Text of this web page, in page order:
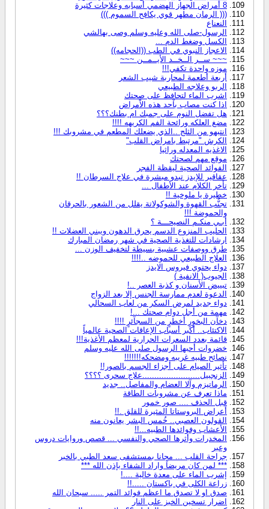
8 أمراض الجهاز الهضمي أسبابه وعلاجات كثيرة
((( الرمان مطهر قوي يكافح السموم )))
النعناع
الرسول-صلى الله وعليه وسلم وصى بهالشي
الكسل وضغط الدم ...
الاعجاز النبوي في الطب ((الحجامه))
~~~ ســر الــخــد الأيــمــن ~~~
موزه واحدة تكفي!!!
أربعة أطعمة لمحاربة شيب الشعر
الربو وعلاجه الطبيعي
اشرب الماء لتحافظ على صحتك
اذا كنت مصاب باْحد هذه الاْمراض
هل تفضل النوم على جمبك ام بطنك؟؟؟
مضغ العلكه ورائحة الفم الكريهه !!!!
انتبهو من الثلج ..الذي يضعلك المطعم في مشروبك !!!
الكرش "مرتبط بامراض القلب"
الاغذيه المعدله وراثيا
موقع مهم لصحتك
الفوائد الصحية ليقظة الفجر
عقاقير للإيدز تبدو مبشرة في علاج السرطان !!
تأخر الكلام عند الأطفال ...
خطيرة يا ملوخية !!
تجنُّب القهوة والشوكولاتة يقلل من الشعور بالحرقان
والحموضة !!!
أبـي منكـم النصيحـــة ؟
الحليب المنزوع الدسم يحرق الدهون ويبني العضلات !!
ارشادات للتغذية الصحية في شهر رمضان المبارك
طرق ووصفات عشبية بسيطة لتخفيف الوزن ...
العلاج الطبيعي للحموضه ..!!!!
دواء يحتوي فيروس الايدز
الجيوب( الانفية )
تبييض الأسنان و كذبة العصر ..!
الدعوة لعدم ممارسة الجنس إلا بعد الزواج
دواء جديد لمرض السكر من لعاب السحالي
مهمة من أجل دوام صحتك ...!
دخآن البخوٍرٍ أخطرٍ من السجآئرٍ !!!!
الاكتئاب.. أكبر أسباب الإعاقات الصحية عالمياً
قائمة بعدد السعرات الحرارية لمعظم الأغذية!!!
خضروات أحبها الرسول صلى الله عليه وسلم
نصائح طبيه غريبه ومضحكه!!!!!!!
تأثير الصيام على أجزاء الجسم بالصور!!
الزنجبيل........................علاج سحرى ؟؟؟؟
الرماتيزم وآلا العضام والمفاصل.. جديد
ماذا تعرف عن مشروبات الطاقة
قبل الحذف .... صور خمور
أعراض البروستاتا المثيرة للقلق .!!
القولون العصبي.. خُمس البشر يعانون منه
الأعشاب وفوائدها الطبيه...!!
المخدرات وأثرها الصحي والنفسي ... قصص وروايات دروس
وعبر
جراحة القلب ... مجانا بمستشفى سعد الطبي بالخبر
*** لمن كان مريضاً واراد الشفاء بإذن الله ***
إشرب الماء على معدة خالية ....!
زراعة الكلى في باكستان .....!!
صدق او لا تصدق ما اعظم فوائد التمر ..... سبحان الله
اضرار تسخين الخبز على النار